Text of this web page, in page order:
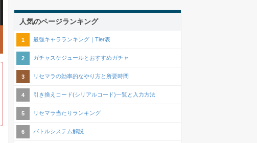
人気のページランキング
最強キャラランキング｜Tier表
ガチャスケジュールとおすすめガチャ
リセマラの効率的なやり方と所要時間
引き換えコード(シリアルコード)一覧と入力方法
リセマラ当たりランキング
バトルシステム解説